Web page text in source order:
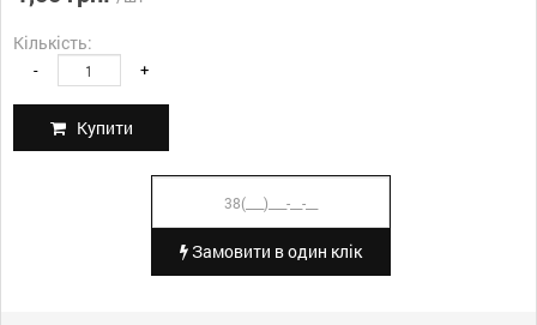
Кількість:
- +
Купити
Замовити в один клік